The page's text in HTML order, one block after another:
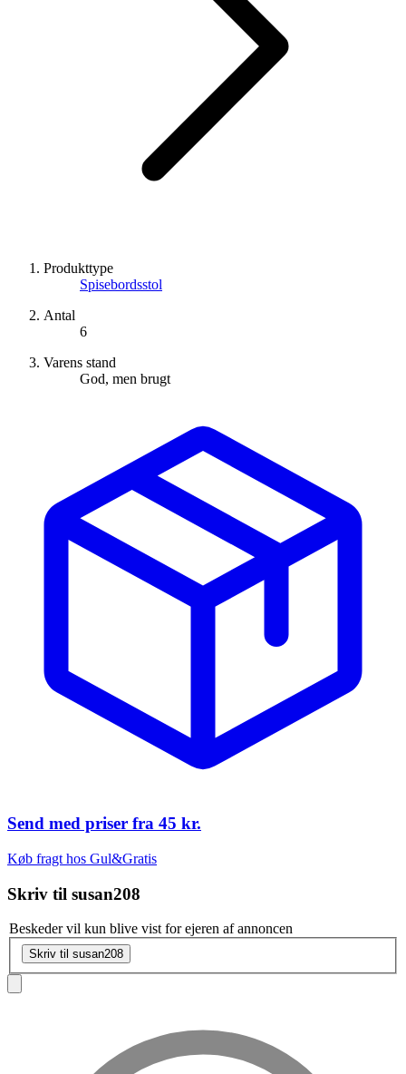
Produkttype
Spisebordsstol
Antal
6
Varens stand
God, men brugt
Send med priser fra 45 kr.
Køb fragt hos Gul&Gratis
Skriv til susan208
Beskeder vil kun blive vist for ejeren af annoncen
Skriv til susan208